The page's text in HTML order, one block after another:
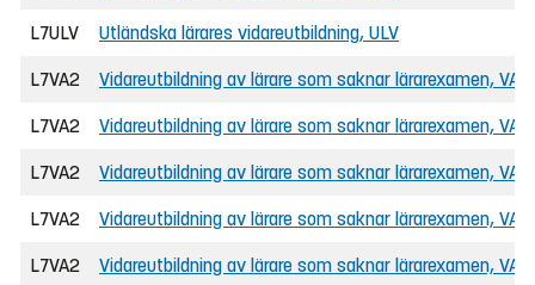
L7ULV Utländska lärares vidareutbildning, ULV
L7VA2 Vidareutbildning av lärare som saknar lärarexamen, VAL
L7VA2 Vidareutbildning av lärare som saknar lärarexamen, VAL
L7VA2 Vidareutbildning av lärare som saknar lärarexamen, VAL
L7VA2 Vidareutbildning av lärare som saknar lärarexamen, VAL
L7VA2 Vidareutbildning av lärare som saknar lärarexamen, VAL